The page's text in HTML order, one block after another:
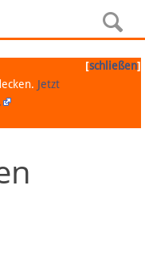
[schließen]
Jetzt